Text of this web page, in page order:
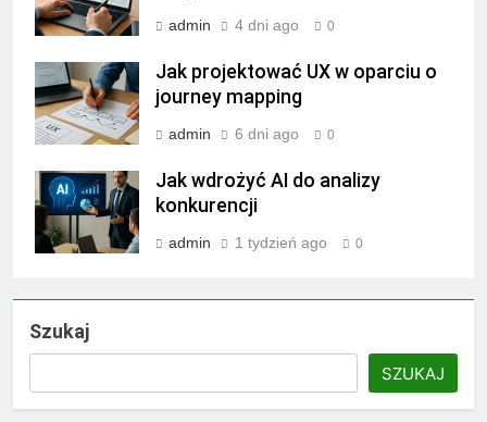
admin 4 dni ago 0
Jak projektować UX w oparciu o
journey mapping
admin 6 dni ago 0
Jak wdrożyć AI do analizy
konkurencji
admin 1 tydzień ago 0
Szukaj
SZUKAJ